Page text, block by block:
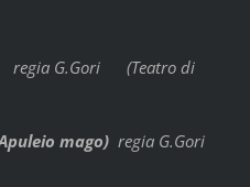
regia G.Gori (Teatro di
mago)regia G.Gori